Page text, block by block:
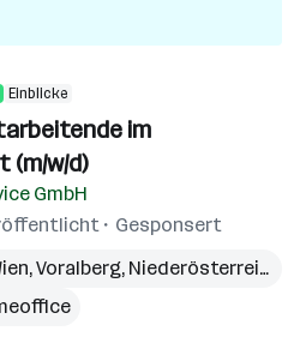
Einblicke
im
(m/w/d)
GmbH
Gesponsert
,Voralberg, Niederösterreich